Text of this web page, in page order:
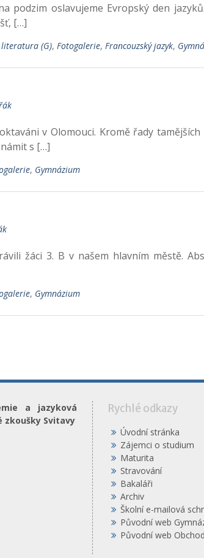
podzim oslavujeme Evropský den
[…]
literatura (G), Fotogalerie, Francouzský jazyk,
v Olomouci. Kromě řady
s […]
, Gymnázium
žáci 3. B v našem hlavním městě.
, Gymnázium
a jazyková
zkoušky Svitavy
Rychlé odkazy
Úvodní stránka
Zájemci o studium
Maturita
Stravování
Bakaláři
Archiv
Školní e-mailová
Původní web
Původní web